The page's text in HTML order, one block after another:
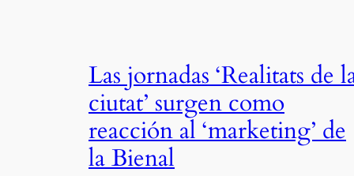
Las jornadas ‘Realitats de
ciutat’ surgen como
reacción al ‘marketing’ de
la Bienal